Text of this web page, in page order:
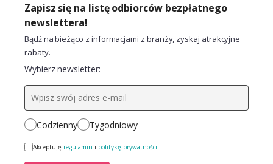
Zapisz się na listę odbiorców bezpłatnego
newslettera!
Bądź na bieżąco z informacjami z branży, zyskaj atrakcyjne
rabaty.
Wybierz newsletter:
Codzienny Tygodniowy
Akceptuję regulamin i politykę prywatności